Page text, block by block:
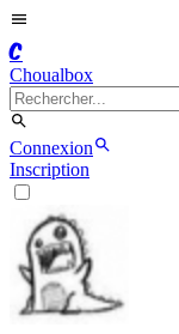
C
Choualbox
Connexion
Inscription